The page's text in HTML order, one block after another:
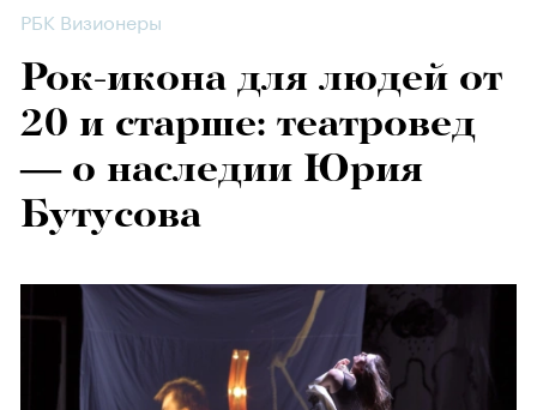
РБК Визионеры
Рок-икона для людей от
20 и старше: театровед
— о наследии Юрия
Бутусова